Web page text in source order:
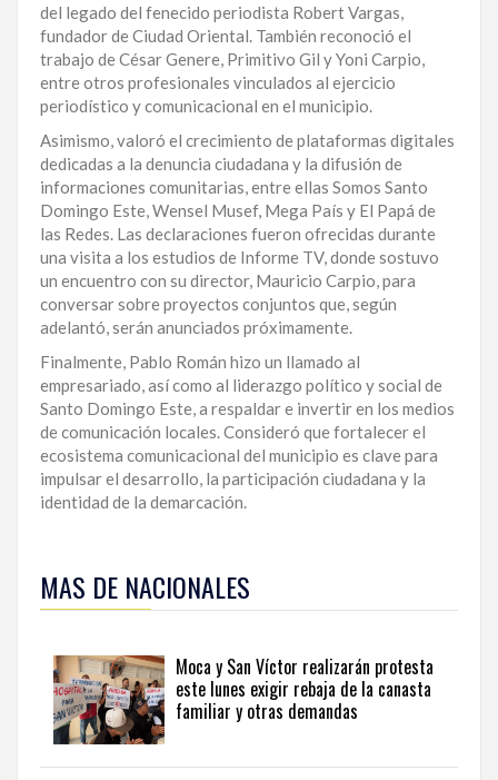
del legado del fenecido periodista Robert Vargas,
fundador de Ciudad Oriental. También reconoció el
trabajo de César Genere, Primitivo Gil y Yoni Carpio,
entre otros profesionales vinculados al ejercicio
periodístico y comunicacional en el municipio.
Asimismo, valoró el crecimiento de plataformas digitales
dedicadas a la denuncia ciudadana y la difusión de
informaciones comunitarias, entre ellas Somos Santo
Domingo Este, Wensel Musef, Mega País y El Papá de
las Redes. Las declaraciones fueron ofrecidas durante
una visita a los estudios de Informe TV, donde sostuvo
un encuentro con su director, Mauricio Carpio, para
conversar sobre proyectos conjuntos que, según
adelantó, serán anunciados próximamente.
Finalmente, Pablo Román hizo un llamado al
empresariado, así como al liderazgo político y social de
Santo Domingo Este, a respaldar e invertir en los medios
de comunicación locales. Consideró que fortalecer el
ecosistema comunicacional del municipio es clave para
impulsar el desarrollo, la participación ciudadana y la
identidad de la demarcación.
esta
información
seguir
actualidad
del
país
desde
MAS DE NACIONALES
Moca y San Víctor realizarán protesta
este lunes exigir rebaja de la canasta
familiar y otras demandas